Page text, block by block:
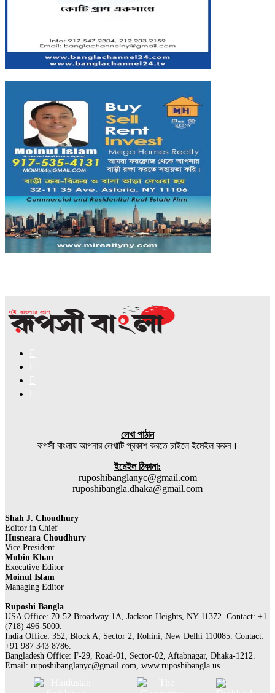
লেখা পাঠান
রূপসী বাংলায় আপনার লেখাটি প্রকাশ করতে চাইলে ইমেইল করুন।
ইমেইল ঠিকানা:
ruposhibanglanyc@gmail.com
ruposhibangla.dhaka@gmail.com
Shah J. Choudhury
Editor in Chief
Husneara Choudhury
Vice President
Mubin Khan
Executive Editor
Moinul Islam
Managing Editor
Ruposhi Bangla
USA Office: 70-52 Broadway 1A, Jackson Heights, NY 11372. Contact:‭ +1
(718) 496-5000.
India Office: 352, Block A, Sector 2, Rohini, New Delhi 110085. Contact:
+91 987 343 8786.
Bangladesh Office: F-29, Road-01, Sector-02, Aftabnagar, Dhaka-1212.
Email: ruposhibanglanyc@gmail.com, www.ruposhibangla.us